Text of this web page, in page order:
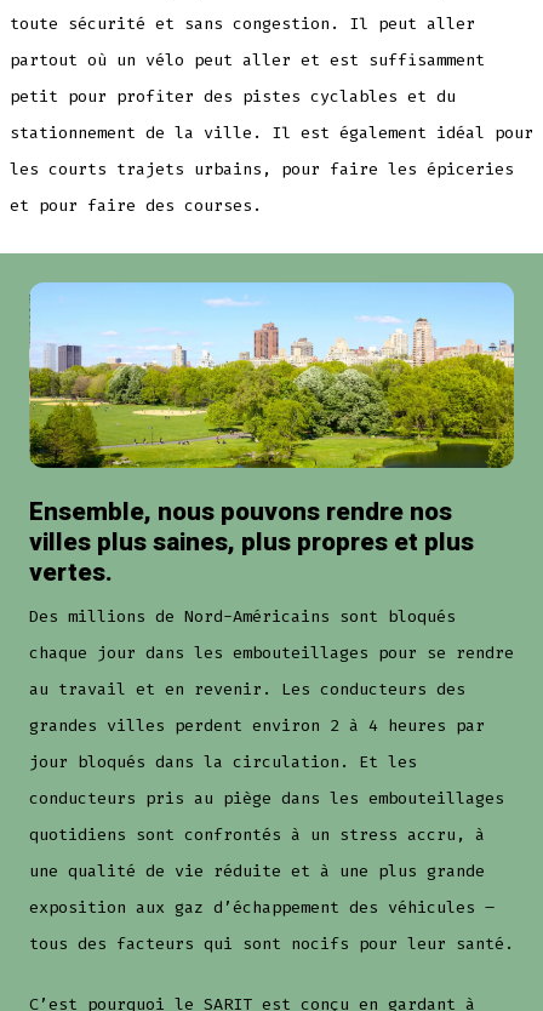
toute sécurité et sans congestion. Il peut aller
partout où un vélo peut aller et est suffisamment
petit pour profiter des pistes cyclables et du
stationnement de la ville. Il est également idéal pour
les courts trajets urbains, pour faire les épiceries
et pour faire des courses.
Ensemble, nous pouvons rendre nos
villes plus saines, plus propres et plus
vertes.
Des millions de Nord-Américains sont bloqués
chaque jour dans les embouteillages pour se rendre
au travail et en revenir. Les conducteurs des
grandes villes perdent environ 2 à 4 heures par
jour bloqués dans la circulation. Et les
conducteurs pris au piège dans les embouteillages
quotidiens sont confrontés à un stress accru, à
une qualité de vie réduite et à une plus grande
exposition aux gaz d’échappement des véhicules –
tous des facteurs qui sont nocifs pour leur santé.
C’est pourquoi le SARIT est conçu en gardant à